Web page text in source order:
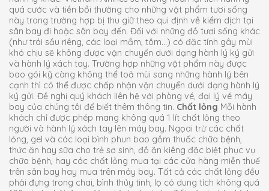
quá cước và tiền bồi thường cho những vật phẩm tươi sống
này trong trường hợp bị thu giữ theo qui định về kiểm dịch tại
sân bay đi hoặc sân bay đến. Đối với những đồ tươi sống khác
(như trái sầu riêng, các loại mắm, tôm…) có đặc tính gây mùi
khó chịu sẽ không được vận chuyển dưới dạng hành lý ký gửi
và hành lý xách tay. Trường hợp những vật phẩm này được
bao gói kỹ càng không thể toả mùi sang những hành lý bên
cạnh thì có thể được chấp nhận vận chuyển dưới dạng hành lý
ký gửi. Đề nghị quý khách liên hệ với phòng vé, đại lý vé máy
bay của chúng tôi để biết thêm thông tin. Chất lỏng Mỗi hành
khách chỉ được phép mang không quá 1 lít chất lỏng theo
người và hành lý xách tay lên máy bay. Ngọai trừ các chất
lỏng, gel và các loại bình phun bao gồm thuốc chữa bệnh,
thức ăn hay sữa cho trẻ sơ sinh, đồ ăn kiêng đặc biệt phục vụ
chữa bệnh, hay các chất lỏng mua tại các cửa hàng miễn thuế
trên sân bay hay mua trên máy bay. Tất cả các chất lỏng đều
phải đựng trong chai, bình thủy tinh, lọ có dung tích không quá